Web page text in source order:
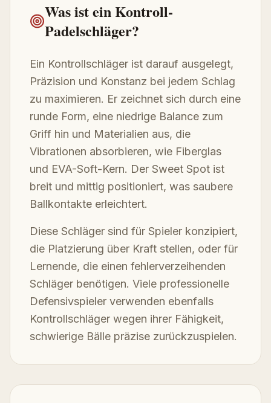
Was ist ein Kontroll-
Padelschläger?
Ein Kontrollschläger ist darauf ausgelegt,
Präzision und Konstanz bei jedem Schlag
zu maximieren. Er zeichnet sich durch eine
runde Form, eine niedrige Balance zum
Griff hin und Materialien aus, die
Vibrationen absorbieren, wie Fiberglas
und EVA-Soft-Kern. Der Sweet Spot ist
breit und mittig positioniert, was saubere
Ballkontakte erleichtert.
Diese Schläger sind für Spieler konzipiert,
die Platzierung über Kraft stellen, oder für
Lernende, die einen fehlerverzeihenden
Schläger benötigen. Viele professionelle
Defensivspieler verwenden ebenfalls
Kontrollschläger wegen ihrer Fähigkeit,
schwierige Bälle präzise zurückzuspielen.